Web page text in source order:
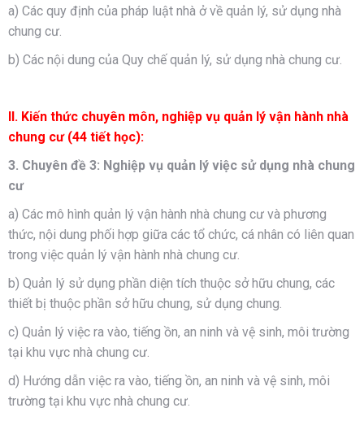
a) Các quy định của pháp luật nhà ở về quản lý, sử dụng nhà
chung cư.
b) Các nội dung của Quy chế quản lý, sử dụng nhà chung cư.
II. Kiến thức chuyên môn, nghiệp vụ quản lý vận hành nhà
chung cư (44 tiết học):
3. Chuyên đề 3: Nghiệp vụ quản lý việc sử dụng nhà chung
cư
a) Các mô hình quản lý vận hành nhà chung cư và phương
thức, nội dung phối hợp giữa các tổ chức, cá nhân có liên quan
trong việc quản lý vận hành nhà chung cư.
b) Quản lý sử dụng phần diện tích thuộc sở hữu chung, các
thiết bị thuộc phần sở hữu chung, sử dụng chung.
c) Quản lý việc ra vào, tiếng ồn, an ninh và vệ sinh, môi trường
tại khu vực nhà chung cư.
d) Hướng dẫn việc ra vào, tiếng ồn, an ninh và vệ sinh, môi
trường tại khu vực nhà chung cư.